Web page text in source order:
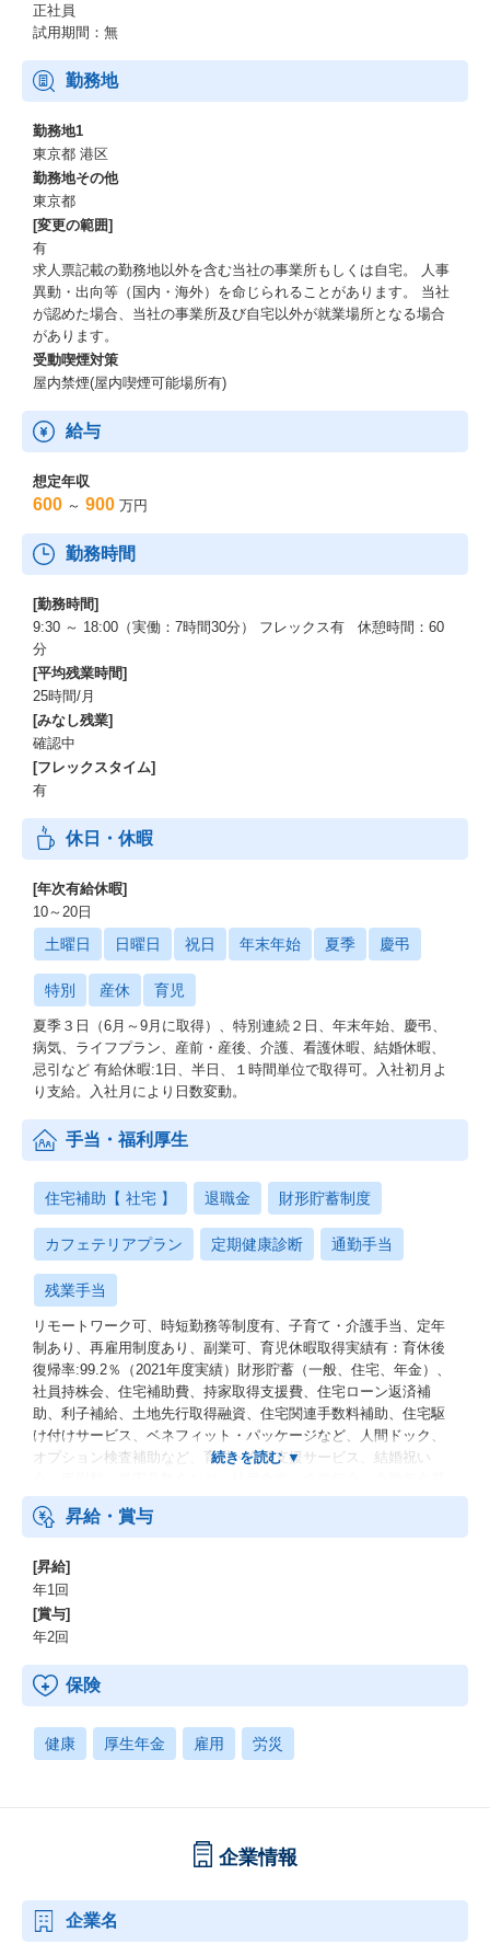
正社員
試用期間：無
勤務地
勤務地1
東京都 港区
勤務地その他
東京都
[変更の範囲]
有
求人票記載の勤務地以外を含む当社の事業所もしくは自宅。 人事
異動・出向等（国内・海外）を命じられることがあります。 当社
が認めた場合、当社の事業所及び自宅以外が就業場所となる場合
があります。
受動喫煙対策
屋内禁煙(屋内喫煙可能場所有)
給与
想定年収
600 ～ 900 万円
勤務時間
[勤務時間]
9:30 ～ 18:00（実働：7時間30分） フレックス有 休憩時間：60
分
[平均残業時間]
25時間/月
[みなし残業]
確認中
[フレックスタイム]
有
休日・休暇
[年次有給休暇]
10～20日
土曜日 日曜日 祝日 年末年始 夏季 慶弔
特別 産休 育児
夏季３日（6月～9月に取得）、特別連続２日、年末年始、慶弔、
病気、ライフプラン、産前・産後、介護、看護休暇、結婚休暇、
忌引など 有給休暇:1日、半日、１時間単位で取得可。入社初月よ
り支給。入社月により日数変動。
手当・福利厚生
住宅補助【 社宅 】 退職金 財形貯蓄制度
カフェテリアプラン 定期健康診断 通勤手当
残業手当
リモートワーク可、時短勤務等制度有、子育て・介護手当、定年
制あり、再雇用制度あり、副業可、育児休暇取得実績有：育休後
復帰率:99.2％（2021年度実績）財形貯蓄（一般、住宅、年金）、
社員持株会、住宅補助費、持家取得支援費、住宅ローン返済補
助、利子補給、土地先行取得融資、住宅関連手数料補助、住宅駆
け付けサービス、ベネフィット・パッケージなど、人間ドック、
オプション検査補助など、育児・介護支援サービス、結婚祝い
金、確定拠出年金）、電気通信共済会(個人年金、遺児育英基金)
昇給・賞与
[昇給]
年1回
[賞与]
年2回
保険
健康 厚生年金 雇用 労災
企業情報
企業名